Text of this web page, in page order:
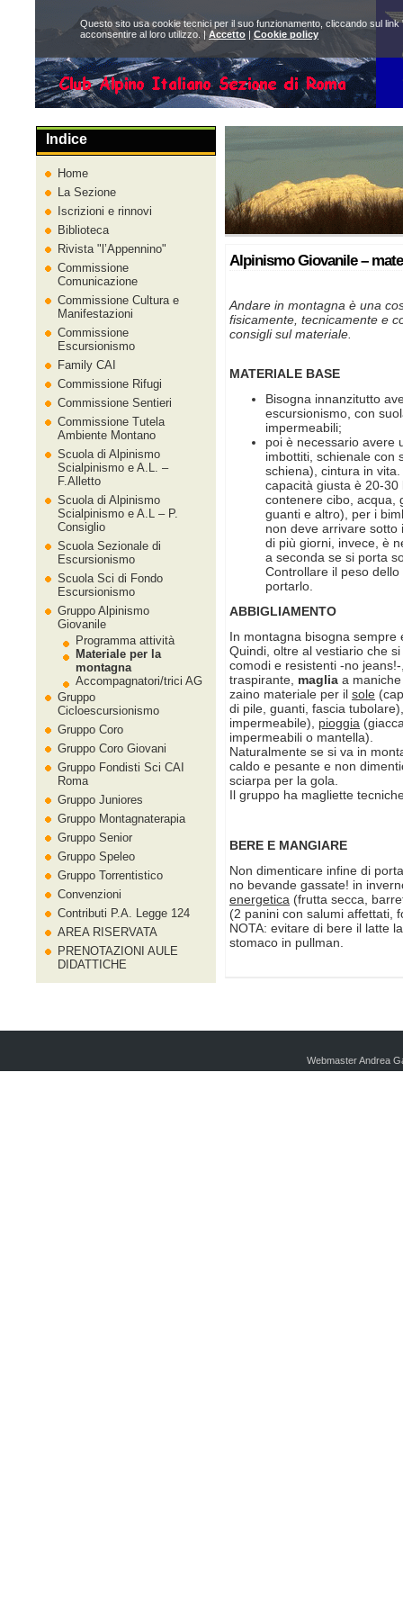
Alpinismo Giovanile –
Andare in montagna è una
fisicamente, tecnicamente e
consigli sul materiale.
MATERIALE BASE
Bisogna innanzitutto
escursionismo, con
impermeabili;
poi è necessario avere
imbottiti, schienale con
schiena), cintura in
capacità giusta è 20-
contenere cibo, acqua,
guanti e altro), per i
non deve arrivare
di più giorni, invece, è
a seconda se si porta
Controllare il peso
portarlo.
ABBIGLIAMENTO
In montagna bisogna
Quindi, oltre al vestiario che
comodi e resistenti -no
traspirante, maglia a
zaino materiale per il sole
di pile, guanti, fascia
impermeabile), pioggia
impermeabili o mantella).
Naturalmente se si va in
caldo e pesante e non
sciarpa per la gola.
Il gruppo ha magliette
BERE E MANGIARE
Non dimenticare infine di
no bevande gassate! in
energetica (frutta secca,
(2 panini con salumi affettati,
NOTA: evitare di bere il latte
stomaco in pullman.
Indice
Home
La Sezione
Iscrizioni e rinnovi
Biblioteca
Rivista
l’Appennino
Commissione
Comunicazione
Commissione Cultura e
Manifestazioni
Commissione
Escursionismo
Family CAI
Commissione Rifugi
Commissione Sentieri
Commissione Tutela
Ambiente Montano
Scuola di Alpinismo
Scialpinismo e A.L. –
F.Alletto
Scuola di Alpinismo
Scialpinismo e A.L – P.
Consiglio
Scuola Sezionale di
Escursionismo
Scuola Sci di Fondo
Escursionismo
Gruppo Alpinismo
Giovanile
Programma attività
Materiale per la
montagna
Accompagnatori/trici AG
Gruppo
Cicloescursionismo
Gruppo Coro
Gruppo Coro Giovani
Gruppo Fondisti Sci CAI
Roma
Gruppo Juniores
Gruppo Montagnaterapia
Gruppo Senior
Gruppo Speleo
Gruppo Torrentistico
Convenzioni
Contributi P.A. Legge 124
AREA RISERVATA
PRENOTAZIONI AULE
DIDATTICHE
Questo sito usa cookie tecnici per il suo funzionamento, cliccando sul
acconsentire al loro utilizzo. |Accetto | Cookie policy
Webmaster Andrea